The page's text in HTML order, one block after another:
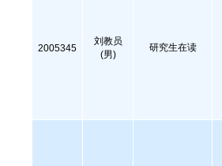
2005345
刘教员
(男)
研究生在读